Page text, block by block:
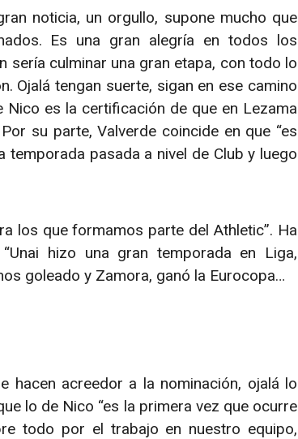
noticia, un orgullo, supone mucho que
Es una gran alegría en todos los
sería culminar una gran etapa, con todo lo
Ojalá tengan suerte, sigan en ese camino
es la certificación de que en Lezama
su parte, Valverde coincide en que “es
pasada a nivel de Club y luego
los que formamos parte del Athletic”. Ha
hizo una gran temporada en Liga,
goleado y Zamora, ganó la Eurocopa…
hacen acreedor a la nominación, ojalá lo
lo de Nico “es la primera vez que ocurre
todo por el trabajo en nuestro equipo,